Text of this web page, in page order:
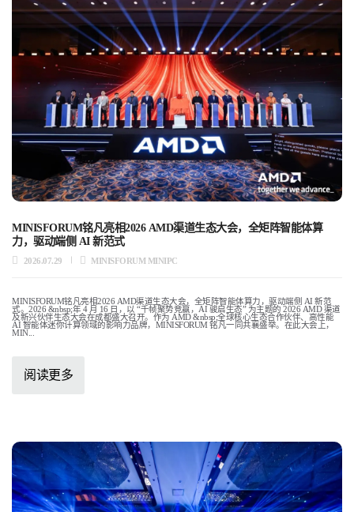
MINISFORUM铭凡亮相2026 AMD渠道生态大会，全矩阵智能体算
力，驱动端侧 AI 新范式
2026.07.29 MINISFORUM MINIPC
MINISFORUM铭凡亮相2026 AMD渠道生态大会，全矩阵智能体算力，驱动端侧 AI 新范
式。2026 &nbsp;年 4 月 16 日，以 “千帧聚势竞赢，AI 骏启生态” 为主题的 2026 AMD 渠道
及新兴伙伴生态大会在成都盛大召开。作为 AMD &nbsp;全球核心生态合作伙伴、高性能
AI 智能体迷你计算领域的影响力品牌，MINISFORUM 铭凡一同共襄盛举。在此大会上，
MIN...
阅读更多